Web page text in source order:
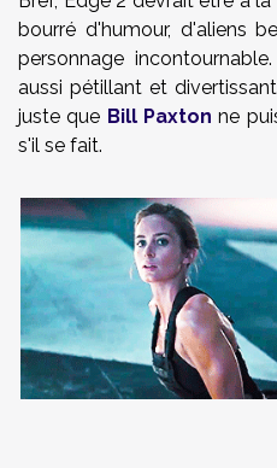
bourré d'humour, d'aliens
personnage
aussi pétillant et
juste que Bill Paxton ne
s'il se fait.